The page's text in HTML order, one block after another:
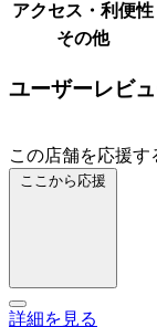
アクセス・利便性
その他
ユーザーレビ
この店舗を応援す
ここから応援
詳細を見る